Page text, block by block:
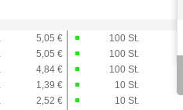
5,05 € 100 St.
5,05 € 100 St.
4,84 € 100 St.
1,39 € 10 St.
2,52 € 10 St.